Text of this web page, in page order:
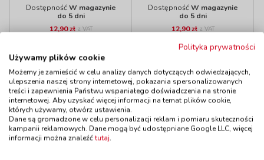
DostępnośćW magazynie
do 5 dni
12,90 zł z VAT
DostępnośćW magazynie
do 5 dni
12,90 zł z VAT
Do koszyka
Polecamy
Polityka prywatności
Używamy plików cookie
Możemy je zamieścić w celu analizy danych dotyczących odwiedzających,
ulepszenia naszej strony internetowej, pokazania spersonalizowanych
treści i zapewnienia Państwu wspaniałego doświadczenia na stronie
internetowej. Aby uzyskać więcej informacji na temat plików cookie,
których używamy, otwórz ustawienia.
Dane są gromadzone w celu personalizacji reklam i pomiaru skuteczności
kampanii reklamowych. Dane mogą być udostępniane Google LLC, więcej
informacji można znaleźćtutaj.